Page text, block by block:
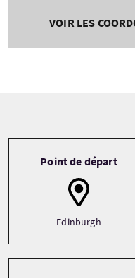
VOIR LES
Point de départ
Edinburgh